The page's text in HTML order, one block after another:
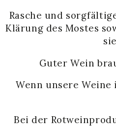
Rasche und
Klärung des Mostes
Guter Wein
Wenn unsere
Bei der